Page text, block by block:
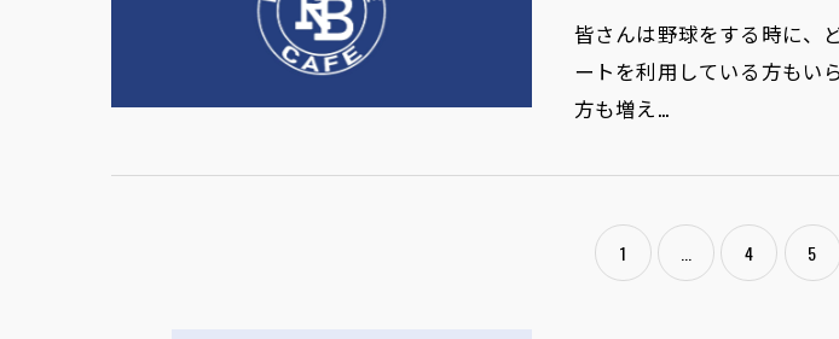
皆さんは野球をする時に、
ートを利用している方もい
方も増え…
1 4 5